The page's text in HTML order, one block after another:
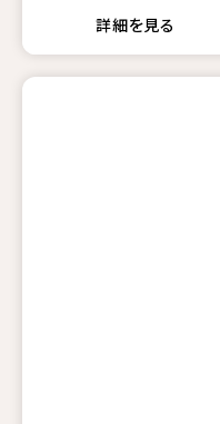
詳細を見る